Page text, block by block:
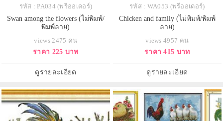
รหัส : PA034 (พรีออเดอร์)
Swan among the flowers (ไม่พิมพ์/
พิมพ์ลาย)
views 2475 คน
ราคา 225 บาท
ดูรายละเอียด
รหัส : WA053 (พรีออเดอร์)
Chicken and family (ไม่พิมพ์/พิมพ์
ลาย)
views 4957 คน
ราคา 415 บาท
ดูรายละเอียด